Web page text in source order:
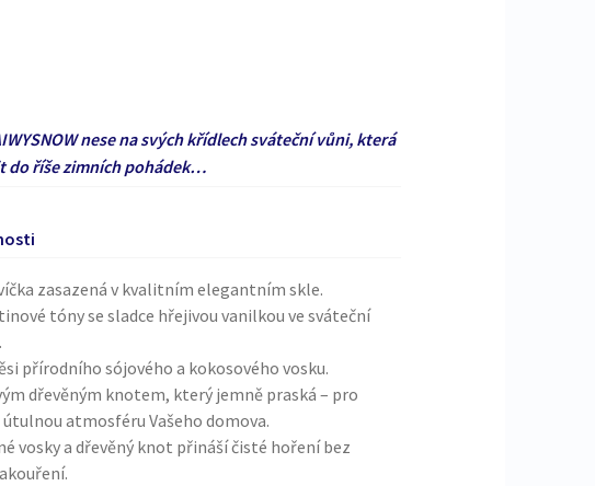
nese na svých křídlech sváteční vůni, která
do říše zimních pohádek…
zasazená v kvalitním elegantním skle.
tóny se sladce hřejivou vanilkou ve sváteční
přírodního sójového a kokosového vosku.
dřevěným knotem, který jemně praská – pro
atmosféru Vašeho domova.
vosky a dřevěný knot přináší čisté hoření bez